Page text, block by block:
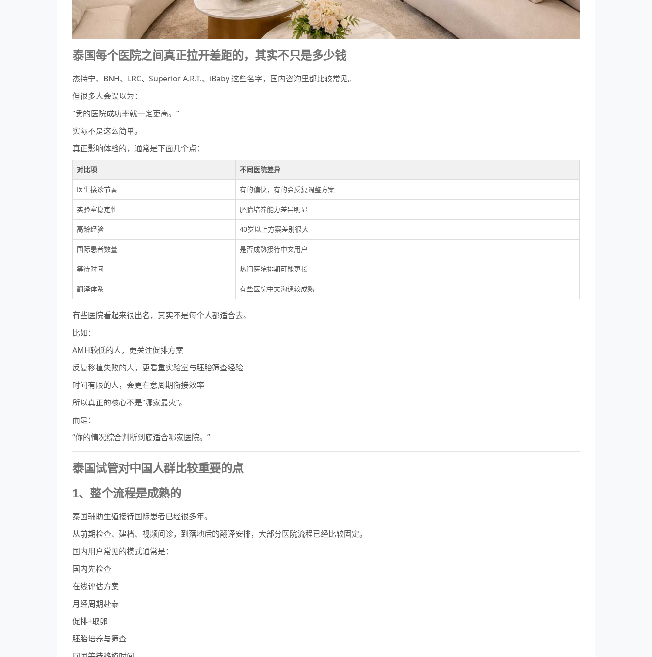
泰国每个医院之间真正拉开差距的，其实不只是多少钱
杰特宁、BNH、LRC、Superior A.R.T.、iBaby 这些名字，国内咨询里都比较常见。
但很多人会误以为：
“贵的医院成功率就一定更高。”
实际不是这么简单。
真正影响体验的，通常是下面几个点：
对比项 不同医院差异
医生接诊节奏 有的偏快，有的会反复调整方案
实验室稳定性 胚胎培养能力差异明显
高龄经验 40岁以上方案差别很大
国际患者数量 是否成熟接待中文用户
等待时间 热门医院排期可能更长
翻译体系 有些医院中文沟通较成熟
有些医院看起来很出名，其实不是每个人都适合去。
比如：
AMH较低的人，更关注促排方案
反复移植失败的人，更看重实验室与胚胎筛查经验
时间有限的人，会更在意周期衔接效率
所以真正的核心不是“哪家最火”。
而是：
“你的情况综合判断到底适合哪家医院。”
泰国试管对中国人群比较重要的点
1、整个流程是成熟的
泰国辅助生殖接待国际患者已经很多年。
从前期检查、建档、视频问诊，到落地后的翻译安排，大部分医院流程已经比较固定。
国内用户常见的模式通常是：
国内先检查
在线评估方案
月经周期赴泰
促排+取卵
胚胎培养与筛查